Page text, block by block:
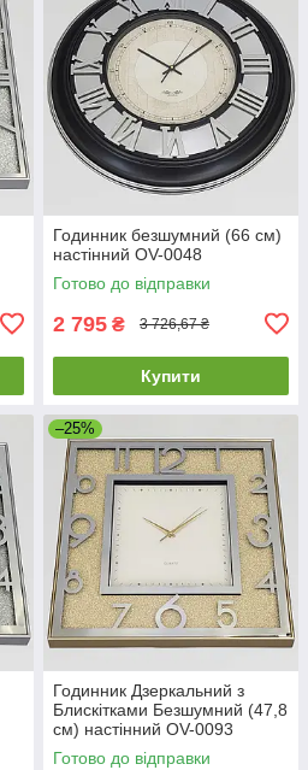
Годинник безшумний (66 см)
настінний OV-0048
Готово до відправки
2 795 ₴ 3 726,67 ₴
Купити
–25%
Годинник Дзеркальний з
Блискітками Безшумний (47,8
см) настінний OV-0093
Готово до відправки